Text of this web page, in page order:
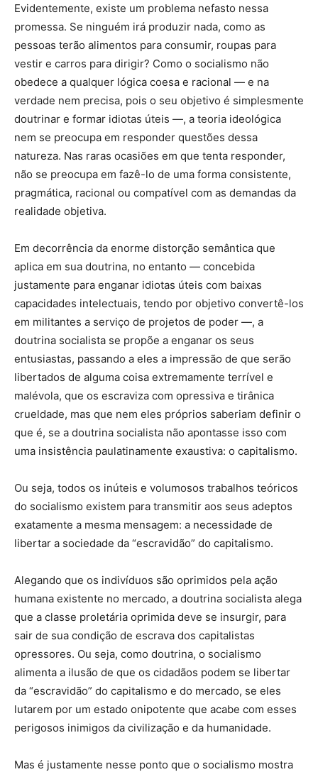
Evidentemente, existe um problema nefasto nessa
promessa. Se ninguém irá produzir nada, como as
pessoas terão alimentos para consumir, roupas para
vestir e carros para dirigir? Como o socialismo não
obedece a qualquer lógica coesa e racional — e na
verdade nem precisa, pois o seu objetivo é simplesmente
doutrinar e formar idiotas úteis —, a teoria ideológica
nem se preocupa em responder questões dessa
natureza. Nas raras ocasiões em que tenta responder,
não se preocupa em fazê-lo de uma forma consistente,
pragmática, racional ou compatível com as demandas da
realidade objetiva.
Em decorrência da enorme distorção semântica que
aplica em sua doutrina, no entanto — concebida
justamente para enganar idiotas úteis com baixas
capacidades intelectuais, tendo por objetivo convertê-los
em militantes a serviço de projetos de poder —, a
doutrina socialista se propõe a enganar os seus
entusiastas, passando a eles a impressão de que serão
libertados de alguma coisa extremamente terrível e
malévola, que os escraviza com opressiva e tirânica
crueldade, mas que nem eles próprios saberiam definir o
que é, se a doutrina socialista não apontasse isso com
uma insistência paulatinamente exaustiva: o capitalismo.
Ou seja, todos os inúteis e volumosos trabalhos teóricos
do socialismo existem para transmitir aos seus adeptos
exatamente a mesma mensagem: a necessidade de
libertar a sociedade da “escravidão” do capitalismo.
Alegando que os indivíduos são oprimidos pela ação
humana existente no mercado, a doutrina socialista alega
que a classe proletária oprimida deve se insurgir, para
sair de sua condição de escrava dos capitalistas
opressores. Ou seja, como doutrina, o socialismo
alimenta a ilusão de que os cidadãos podem se libertar
da “escravidão” do capitalismo e do mercado, se eles
lutarem por um estado onipotente que acabe com esses
perigosos inimigos da civilização e da humanidade.
Mas é justamente nesse ponto que o socialismo mostra